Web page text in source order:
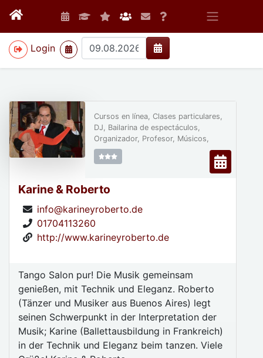
Login
>
Karine & Roberto
info@karineyroberto.de
01704113260
http://www.karineyroberto.de
Cursos en línea, Clases particulares,
DJ, Bailarina de espectáculos,
Organizador, Profesor, Músicos,
Tango Salon pur! Die Musik gemeinsam
genießen, mit Technik und Eleganz. Roberto
(Tänzer und Musiker aus Buenos Aires) legt
seinen Schwerpunkt in der Interpretation der
Musik; Karine (Ballettausbildung in Frankreich)
in der Technik und Eleganz beim tanzen. Viele